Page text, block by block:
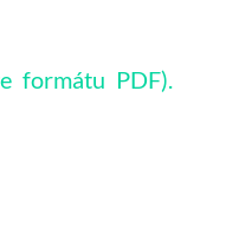
formátu PDF).